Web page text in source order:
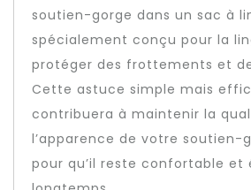
soutien-gorge dans un sac à
spécialement conçu pour la
protéger des frottements et
Cette astuce simple mais
contribuera à maintenir la
l’apparence de votre soutien-
pour qu’il reste confortable et